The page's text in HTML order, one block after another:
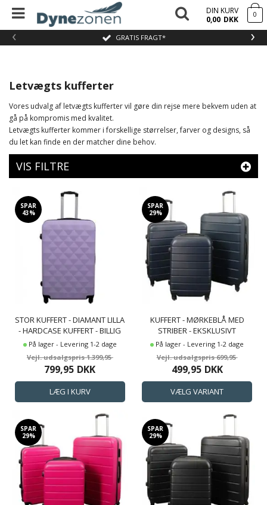
GRATIS FRAGT*
‹ ›
DIN KURV
0,00 DKK 0
Letvægts kufferter
Vores udvalg af letvægts kufferter vil gøre din rejse mere bekvem uden at
gå på kompromis med kvalitet.
Letvægts kufferter kommer i forskellige størrelser, farver og designs, så
du let kan finde en der matcher dine behov.
VIS FILTRE
SPAR
43%
STOR KUFFERT - DIAMANT LILLA
- HARDCASE KUFFERT - BILLIG
SMART REJSEKUFFERT
På lager - Levering 1-2 dage
1.399,95
799,95 DKK
SPAR
29%
KUFFERT - MØRKEBLÅ MED
STRIBER - EKSKLUSIVT
HARDCASE LETVÆGT KUFFERT
På lager - Levering 1-2 dage
699,95
499,95 DKK
SPAR
29%
SPAR
29%